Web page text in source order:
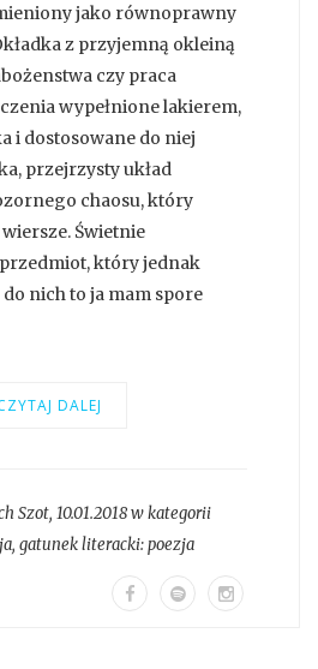
jako równoprawny
z przyjemną okleiną
czy praca
wypełnione lakierem,
i dostosowane do niej
przejrzysty układ
chaosu, który
Świetnie
który jednak
nich to ja mam spore
DALEJ
Szot, 10.01.2018 w kategorii
, gatunek literacki:poezja